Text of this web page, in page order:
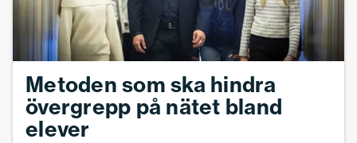
Metoden som ska hindra
övergrepp på nätet bland
elever